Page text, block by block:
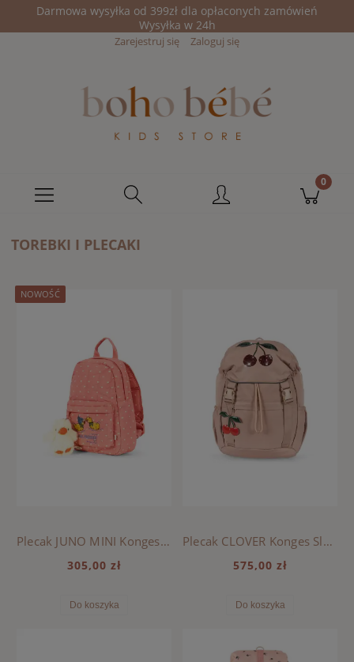
Darmowa wysyłka od 399zł dla opłaconych zamówień
Wysyłka w 24h
Zarejestruj się Zaloguj się
TOREBKI I PLECAKI
Plecak JUNO MINI Konges Sloejd - COEUR FEATHERS
305,00 zł
Do koszyka
NOWOŚĆ
Plecak CLOVER Konges Sloejd - CHERRY
575,00 zł
Do koszyka